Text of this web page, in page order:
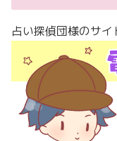
占い探偵団様のサイ